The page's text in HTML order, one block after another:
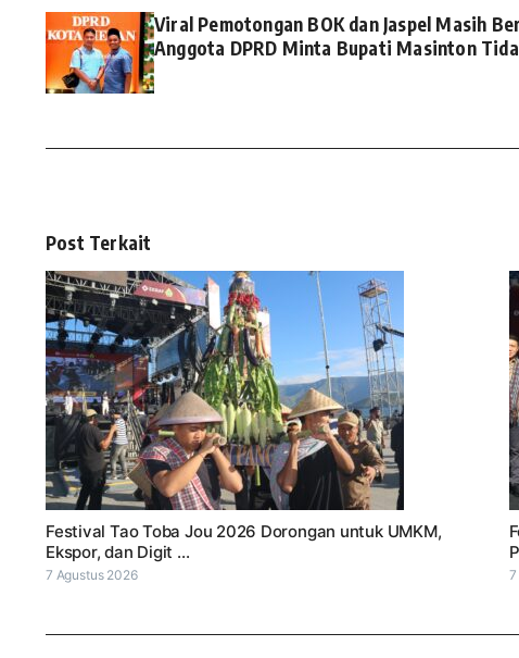
Viral Pemotongan BOK dan Jaspel Masih
Anggota DPRD Minta Bupati Masinton
Post Terkait
Festival Tao Toba Jou 2026 Dorongan untuk UMKM,
Ekspor, dan Digit ...
7 Agustus 2026 7